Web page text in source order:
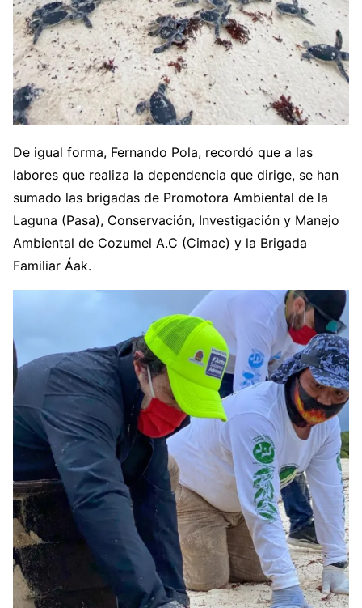
De igual forma, Fernando Pola, recordó que a las
labores que realiza la dependencia que dirige, se han
sumado las brigadas de Promotora Ambiental de la
Laguna (Pasa), Conservación, Investigación y Manejo
Ambiental de Cozumel A.C (Cimac) y la Brigada
Familiar Áak.